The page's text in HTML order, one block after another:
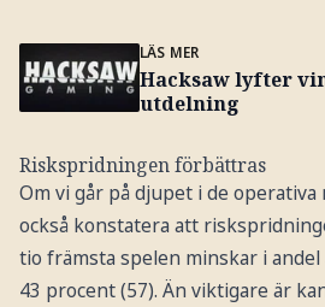
LÄS MER
Hacksaw lyfter
utdelning
Riskspridningen förbättras
Om vi går på djupet i de operativa
också konstatera att
tio främsta spelen minskar i
43 procent (57). Än viktigare är